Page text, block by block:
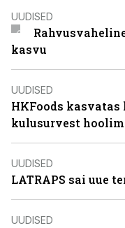
UUDISED
kasvu
UUDISED
HKFoods
kulusurvest
UUDISED
LATRAPS sai uue
UUDISED